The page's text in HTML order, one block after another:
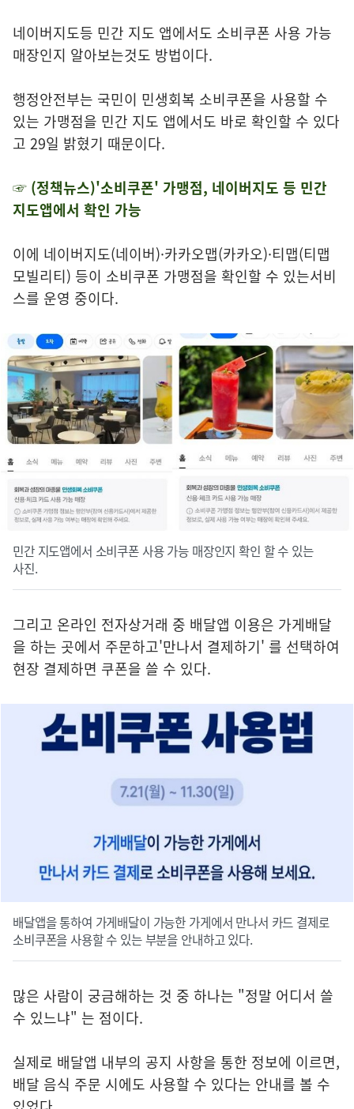
네이버지도등 민간 지도 앱에서도 소비쿠폰 사용 가능
매장인지 알아보는것도 방법이다.
행정안전부는 국민이 민생회복 소비쿠폰을 사용할 수
있는 가맹점을 민간 지도 앱에서도 바로 확인할 수 있다
고 29일 밝혔기 때문이다.
☞ (정책뉴스)'소비쿠폰' 가맹점, 네이버지도 등 민간
지도앱에서 확인 가능
이에 네이버지도(네이버)·카카오맵(카카오)·티맵(티맵
모빌리티) 등이 소비쿠폰 가맹점을 확인할 수 있는서비
스를 운영 중이다.
민간 지도앱에서 소비쿠폰 사용 가능 매장인지 확인 할 수 있는
사진.
그리고 온라인 전자상거래 중 배달앱 이용은 가게배달
을 하는 곳에서 주문하고'만나서 결제하기' 를 선택하여
현장 결제하면 쿠폰을 쓸 수 있다.
배달앱을 통하여 가게배달이 가능한 가게에서 만나서 카드 결제로
소비쿠폰을 사용할 수 있는 부분을 안내하고 있다.
많은 사람이 궁금해하는 것 중 하나는 "정말 어디서 쓸
수 있느냐" 는 점이다.
실제로 배달앱 내부의 공지 사항을 통한 정보에 이르면,
배달 음식 주문 시에도 사용할 수 있다는 안내를 볼 수